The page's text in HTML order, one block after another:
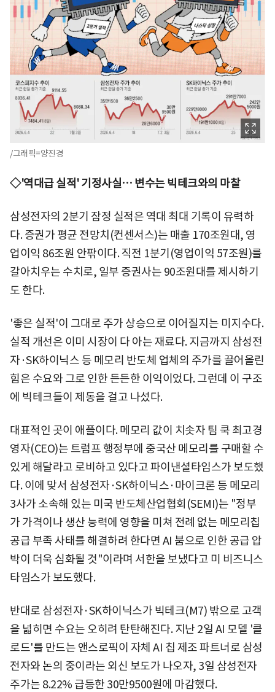
/그래픽=양진경
◇'역대급 실적' 기정사실… 변수는 빅테크와의 마찰
삼성전자의 2분기 잠정 실적은 역대 최대 기록이 유력하
다. 증권가 평균 전망치(컨센서스)는 매출 170조원대, 영
업이익 86조원 안팎이다. 직전 1분기(영업이익 57조원)를
갈아치우는 수치로, 일부 증권사는 90조원대를 제시하기
도 한다.
'좋은 실적'이 그대로 주가 상승으로 이어질지는 미지수다.
실적 개선은 이미 시장이 다 아는 재료다. 지금까지 삼성전
자·SK하이닉스 등 메모리 반도체 업체의 주가를 끌어올린
힘은 수요와 그로 인한 든든한 이익이었다. 그런데 이 구조
에 빅테크들이 제동을 걸고 나섰다.
대표적인 곳이 애플이다. 메모리 값이 치솟자 팀 쿡 최고경
영자(CEO)는 트럼프 행정부에 중국산 메모리를 구매할 수
있게 해달라고 로비하고 있다고 파이낸셜타임스가 보도했
다. 이에 맞서 삼성전자·SK하이닉스·마이크론 등 메모리
3사가 소속해 있는 미국 반도체산업협회(SEMI)는 "정부
가 가격이나 생산 능력에 영향을 미쳐 전례 없는 메모리칩
공급 부족 사태를 해결하려 한다면 AI 붐으로 인한 공급 압
박이 더욱 심화될 것"이라며 서한을 보냈다고 미 비즈니스
타임스가 보도했다.
반대로 삼성전자·SK하이닉스가 빅테크(M7) 밖으로 고객
을 넓히면 수요는 오히려 탄탄해진다. 지난 2일 AI 모델 '클
로드'를 만드는 앤스로픽이 자체 AI 칩 제조 파트너로 삼성
전자와 논의 중이라는 외신 보도가 나오자, 3일 삼성전자
주가는 8.22% 급등한 30만9500원에 마감했다.